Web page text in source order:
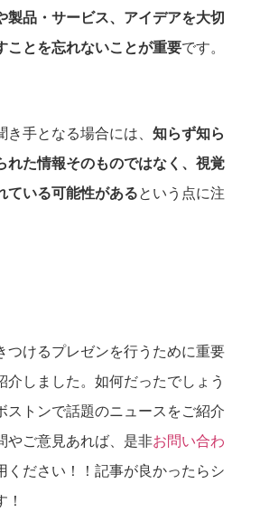
製品・サービス、アイデアを大切
ことを忘れないことが重要です。
手となる場合には、 知らず知ら
れた情報そのものではなく、視覚
ている可能性があるという点に注
つけるプレゼンを行うために重要
介しました。如何だったでしょう
ストンで話題のニュースをご紹介
やご意見あれば、是非お問い合わ
ください！！記事が良かったらシ